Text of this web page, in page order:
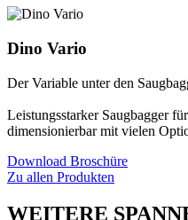
Dino Vario
Der Variable unter den
Leistungsstarker Saugbagger
dimensionierbar mit vielen
Download Broschüre
Zu allen Produkten
WEITERE